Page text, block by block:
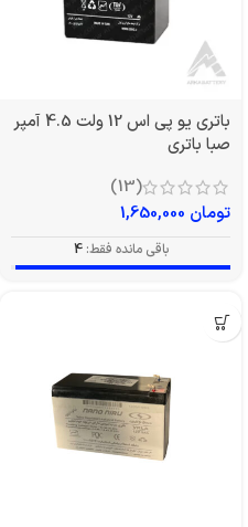
باتری یو پی اس 12 ولت 4.5 آمپر
صبا باتری
(13)
تومان
باقی مانده فقط: 4